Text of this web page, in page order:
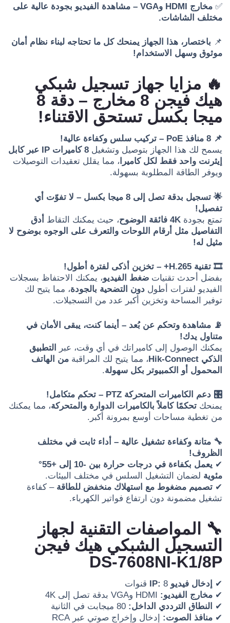
✅
مخارج HDMI وVGA – مشاهدة الفيديو بجودة عالية على
مختلف الشاشات.
📌 باختصار، هذا الجهاز يمنحك كل ما تحتاجه لبناء نظام أمان
موثوق وسهل الاستخدام!
🔥 مزايا جهاز تسجيل شبكي
هيك فيجن 8 مخارج – دقة 8
ميجا بكسل تستحق الاقتناء!
📌 8 منافذ PoE – تركيب سلس وكفاءة عالية!
يسمح لك هذا الجهاز بتوصيل وتشغيل
8 كاميرات IP عبر كابل
إيثرنت واحد فقط لكل كاميرا ، مما يقلل تعقيدات التوصيلات
ويوفر الطاقة المطلوبة بسهولة.
🌟 تسجيل بدقة تصل إلى 8 ميجا بكسل – لا تفوّت أي
تفصيل!
تمتع بجودة 4K فائقة الوضوح ، حيث يمكنك التقاط أدق
التفاصيل مثل أرقام اللوحات والتعرف على الوجوه بوضوح لا
مثيل له!
🎞️ تقنية H.265+ – تخزين أذكى لفترة أطول!
بفضل أحدث تقنيات ضغط الفيديو، يمكنك الاحتفاظ بسجلات
الفيديو لفترات أطول دون التضحية بالجودة، مما يتيح لك
توفير المساحة وتخزين أكبر عدد من التسجيلات.
📡 مشاهدة وتحكم عن بُعد – أينما كنت، يبقى الأمان في
متناول يدك!
يمكنك الوصول إلى كاميراتك في أي وقت، عبر
التطبيق
الذكي Hik-Connect
، مما يتيح لك المراقبة من الهاتف
المحمول أو الكمبيوتر بكل سهولة.
🎛️ دعم الكاميرات المتحركة PTZ – تحكم متكامل!
يمنحك تحكمًا كاملاً بالكاميرات الدوارة والمتحركة، مما يمكنك
من تغطية مساحات أوسع بمرونة أكبر.
🔧 متانة وكفاءة تشغيل عالية – أداء ثابت في مختلف
الظروف!
✔
يعمل بكفاءة في درجات حرارة بين -10 إلى +55°
مئوية لضمان التشغيل السلس في مختلف البيئات.
✔ تصميم مضغوط مع استهلاك منخفض للطاقة – كفاءة
تشغيل مضمونة دون ارتفاع فواتير الكهرباء.
🔧 المواصفات التقنية لجهاز
التسجيل الشبكي هيك فيجن
DS-7608NI-K1/8P
✔ إدخال فيديو IP: 8 قنوات
✔ مخارج الفيديو:
✔
النطاق الترددي الداخل:
✔ منافذ الصوت: إدخال وإخراج صوتي عبر RCA